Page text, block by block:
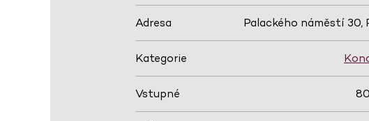
Adresa Palackého náměstí 30,
Kategorie
Vstupné